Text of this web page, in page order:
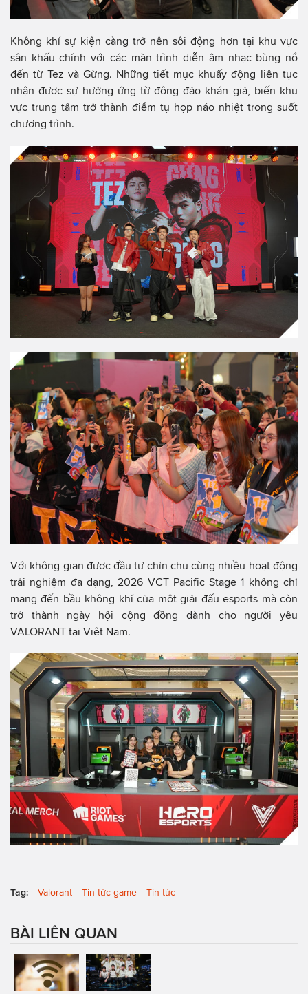
Không khí sự kiện càng trở nên sôi động hơn tại khu vực
sân khấu chính với các màn trình diễn âm nhạc bùng nổ
đến từ Tez và Gừng. Những tiết mục khuấy động liên tục
nhận được sự hưởng ứng từ đông đảo khán giả, biến khu
vực trung tâm trở thành điểm tụ họp náo nhiệt trong suốt
chương trình.
Với không gian được đầu tư chỉn chu cùng nhiều hoạt động
trải nghiệm đa dạng, 2026 VCT Pacific Stage 1 không chỉ
mang đến bầu không khí của một giải đấu esports mà còn
trở thành ngày hội cộng đồng dành cho người yêu
VALORANT tại Việt Nam.
Tag: Valorant Tin tức game Tin tức
BÀI LIÊN QUAN